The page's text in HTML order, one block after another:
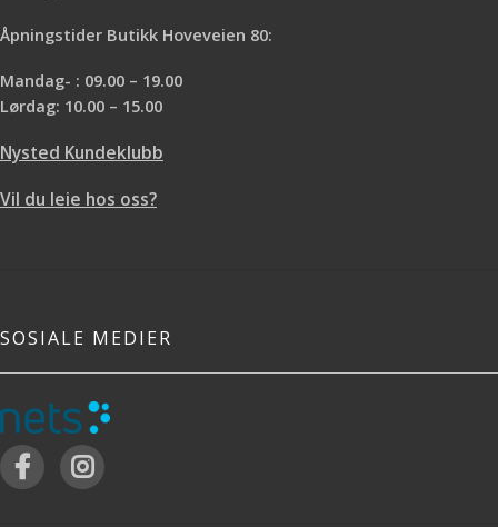
Åpningstider Butikk Hoveveien 80:
Mandag- : 09.00 – 19.00
Lørdag: 10.00 – 15.00
Nysted Kundeklubb
Vil du leie hos oss?
SOSIALE MEDIER